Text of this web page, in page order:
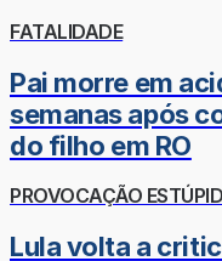
FATALIDADE
Pai morre em
semanas após
do filho em RO
PROVOCAÇÃO
Lula volta a